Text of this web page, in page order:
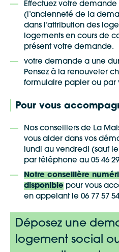
Effectuez votre demande
(l’ancienneté de la
dans l’attribution des
logements en cours de
présent votre demande.
votre demande a une
Pensez à la renouveler
formulaire papier ou par
Pour vous
Nos conseillers de La
vous aider dans vos
lundi au vendredi (sauf
par téléphone au 05 46
Notre conseillère
disponible pour vous
en appelant le 06 77 57 54
Déposez une
logement social